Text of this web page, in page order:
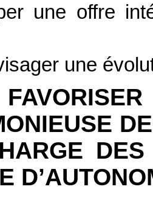
une offre
une